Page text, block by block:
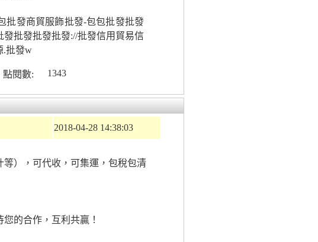
批發商貿服飾批發-包包批發批發
批發批發批發://批發信用貿易信
.批發w
點閱數: 1343
2018-04-28 14:38:03
），可代收，可集運，包稅包清
的合作，互利共贏！